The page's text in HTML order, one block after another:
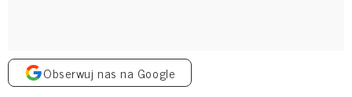
Obserwuj nas na Google